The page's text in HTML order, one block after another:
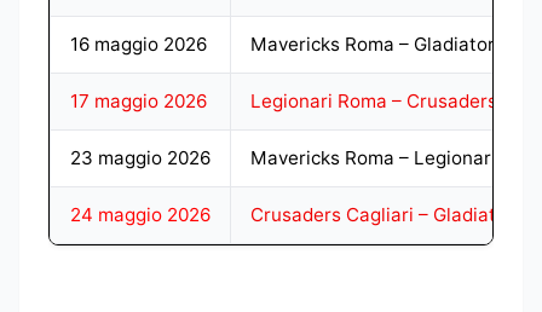
16 maggio 2026 Mavericks Roma – Gladiatori
17 maggio 2026 Legionari Roma – Crusaders
23 maggio 2026 Mavericks Roma – Legionari
24 maggio 2026 Crusaders Cagliari – Gladiatori